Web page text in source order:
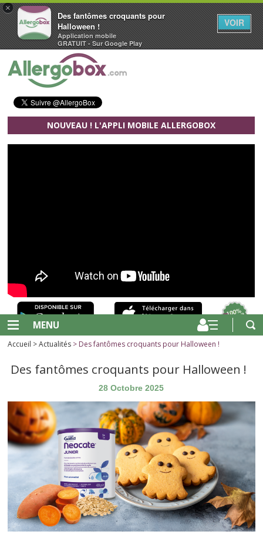
×
Des fantômes croquants pour
Halloween !
Application mobile
GRATUIT - Sur Google Play
VOIR
Aller au contenu principal
NOUVEAU ! L'APPLI MOBILE ALLERGOBOX
MENU
Accueil >Actualités > Des fantômes croquants pour Halloween !
Des fantômes croquants pour Halloween !
28 Octobre 2025